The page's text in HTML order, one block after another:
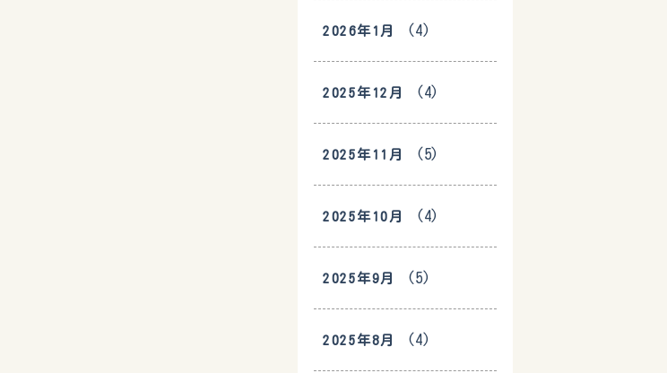
2026年1月 (4)
2025年12月 (4)
2025年11月 (5)
2025年10月 (4)
2025年9月 (5)
2025年8月 (4)